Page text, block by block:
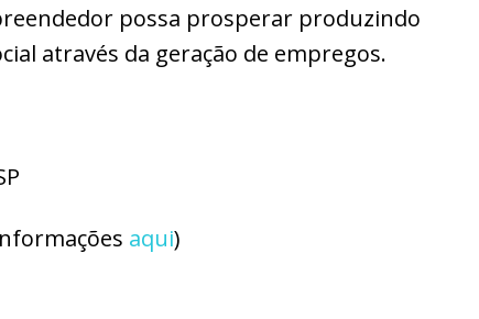
possa prosperar produzindo
através da geração de empregos.
aqui)